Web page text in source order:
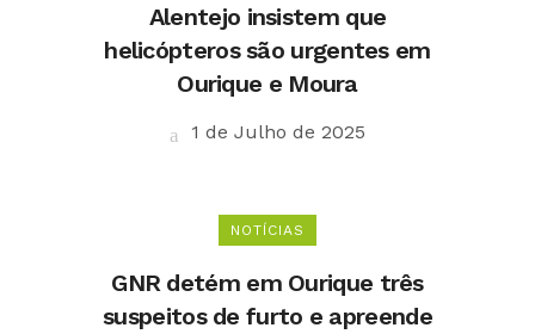
Alentejo insistem que
helicópteros são urgentes em
Ourique e Moura
1 de Julho de 2025
NOTÍCIAS
GNR detém em Ourique três
suspeitos de furto e apreende